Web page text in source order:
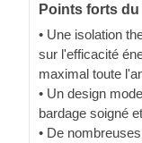
Points forts
• Une isolation
sur l'efficacité
maximal toute
• Un design
bardage soigné
• De